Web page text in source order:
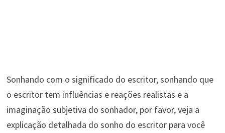
Sonhando com o significado do escritor, sonhando que
o escritor tem influências e reações realistas e a
imaginação subjetiva do sonhador, por favor, veja a
explicação detalhada do sonho do escritor para você